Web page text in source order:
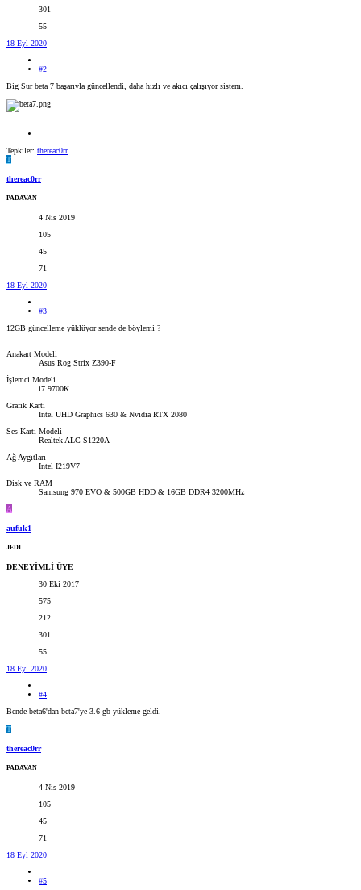
301
55
18 Eyl 2020
#2
Big Sur beta 7 başarıyla güncellendi, daha hızlı ve akıcı çalışıyor sistem.
Tepkiler: thereac0rr
T
thereac0rr
PADAVAN
4 Nis 2019
105
45
71
18 Eyl 2020
#3
12GB güncelleme yüklüyor sende de böylemi ?
Anakart Modeli
Asus Rog Strix Z390-F
İşlemci Modeli
i7 9700K
Grafik Kartı
Intel UHD Graphics 630 & Nvidia RTX 2080
Ses Kartı Modeli
Realtek ALC S1220A
Ağ Aygıtları
Intel I219V7
Disk ve RAM
Samsung 970 EVO & 500GB HDD & 16GB DDR4 3200MHz
A
aufuk1
JEDI
DENEYİMLİ ÜYE
30 Eki 2017
575
212
301
55
18 Eyl 2020
#4
Bende beta6'dan beta7'ye 3.6 gb yükleme geldi.
T
thereac0rr
PADAVAN
4 Nis 2019
105
45
71
18 Eyl 2020
#5